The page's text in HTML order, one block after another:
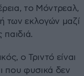
το Μόντρεαλ,
των εκλογών μαζί
παιδιά.
ο Τριντό είναι
που φυσικά δεν